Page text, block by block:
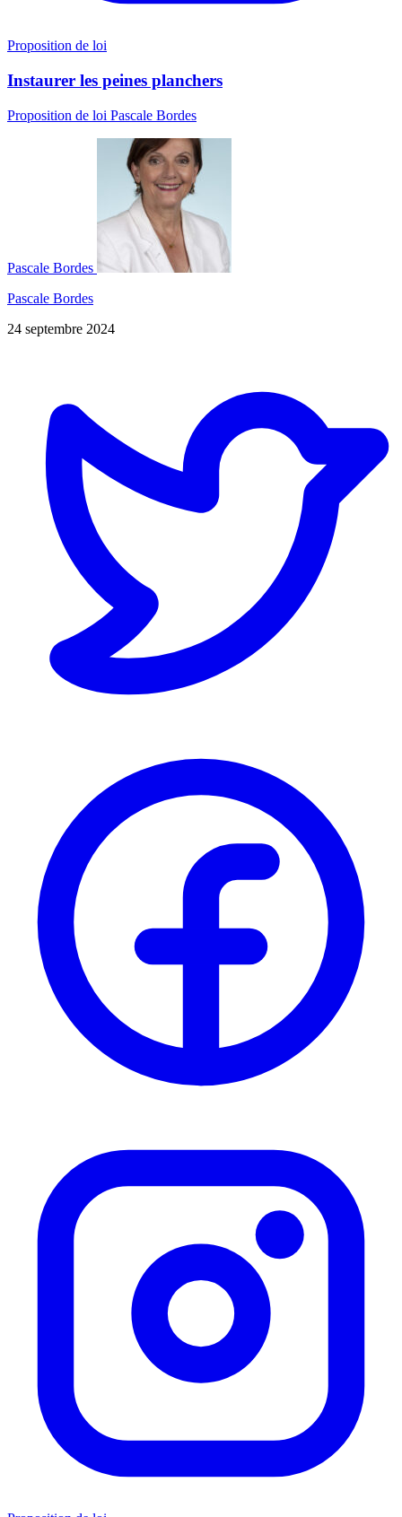
Proposition de loi
Instaurer les peines planchers
Proposition de loi Pascale Bordes
Pascale Bordes
Pascale Bordes
24 septembre 2024